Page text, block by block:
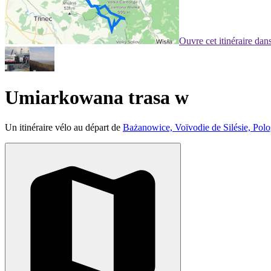
Ouvre cet itinéraire
Umiarkowana trasa w
Un itinéraire vélo au départ de Bażanowice, Voïvodie de Silésie,